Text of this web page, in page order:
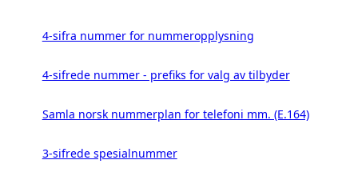
4-sifra nummer for nummeropplysning
4-sifrede nummer - prefiks for valg av tilbyder
Samla norsk nummerplan for telefoni mm. (E.164)
3-sifrede spesialnummer